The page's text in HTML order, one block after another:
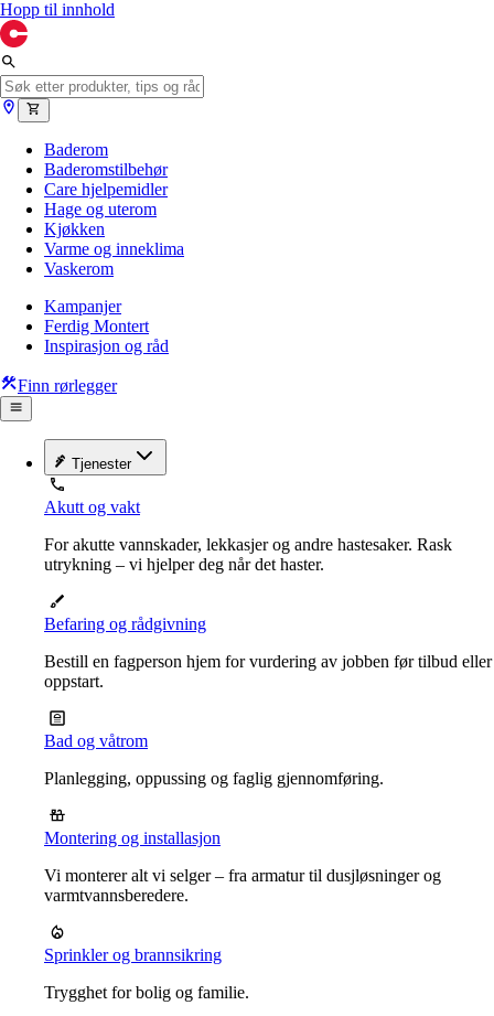
Hopp til innhold
Baderom
Baderomstilbehør
Care hjelpemidler
Hage og uterom
Kjøkken
Varme og inneklima
Vaskerom
Kampanjer
Ferdig Montert
Inspirasjon og råd
Finn rørlegger
Tjenester
Akutt og vakt
For akutte vannskader, lekkasjer og andre hastesaker. Rask
utrykning – vi hjelper deg når det haster.
Befaring og rådgivning
Bestill en fagperson hjem for vurdering av jobben før tilbud eller
oppstart.
Bad og våtrom
Planlegging, oppussing og faglig gjennomføring.
Montering og installasjon
Vi monterer alt vi selger – fra armatur til dusjløsninger og
varmtvannsberedere.
Sprinkler og brannsikring
Trygghet for bolig og familie.